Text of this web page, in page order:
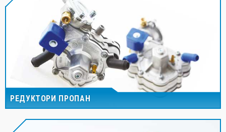
РЕДУКТОРИ ПРОПАН